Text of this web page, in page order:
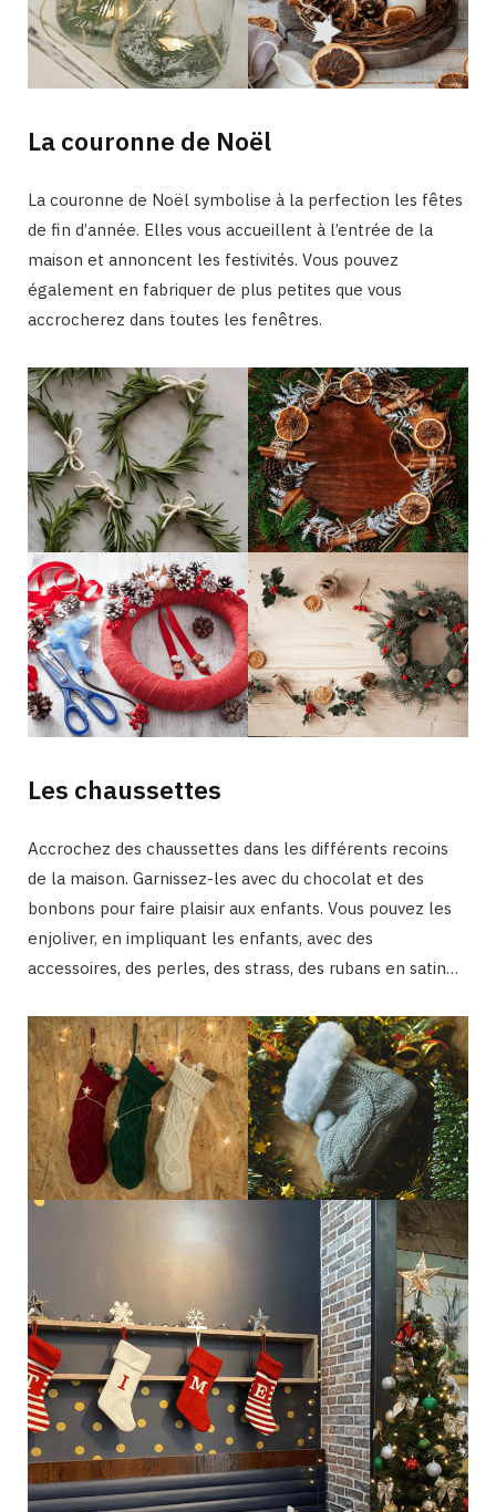
La couronne de Noël
La couronne de Noël symbolise à la perfection les fêtes
de fin d’année. Elles vous accueillent à l’entrée de la
maison et annoncent les festivités. Vous pouvez
également en fabriquer de plus petites que vous
accrocherez dans toutes les fenêtres.
Les chaussettes
Accrochez des chaussettes dans les différents recoins
de la maison. Garnissez-les avec du chocolat et des
bonbons pour faire plaisir aux enfants. Vous pouvez les
enjoliver, en impliquant les enfants, avec des
accessoires, des perles, des strass, des rubans en satin…